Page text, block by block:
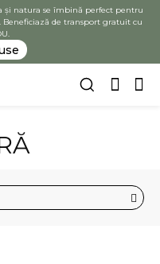
și natura se îmbină perfect pentru
Beneficiază de transport gratuit cu